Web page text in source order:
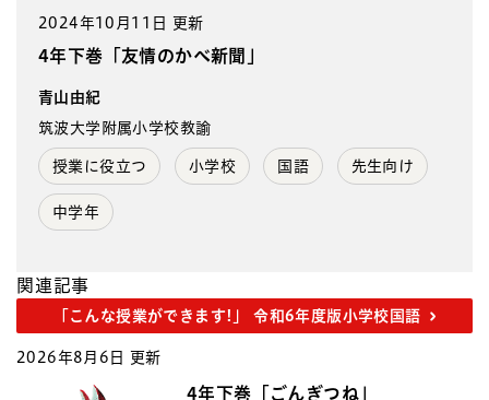
2024年10月11日 更新
4年下巻「友情のかべ新聞」
青山由紀
筑波大学附属小学校教諭
授業に役立つ 小学校 国語 先生向け
中学年
関連記事
「こんな授業ができます!」 令和6年度版小学校国語
2026年8月6日 更新
4年下巻「ごんぎつね」